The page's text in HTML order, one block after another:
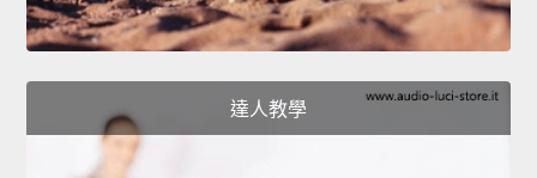
達人教學